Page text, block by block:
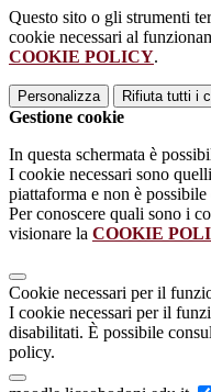
Questo sito o gli strumenti
cookie necessari al
COOKIE POLICY.
Personalizza Rifiuta tutti i
Gestione cookie
In questa schermata è
I cookie necessari sono
piattaforma e non è
Per conoscere quali sono i
visionare la COOKIE
Cookie necessari per il
I cookie necessari per il
disabilitati. È possibile
policy.